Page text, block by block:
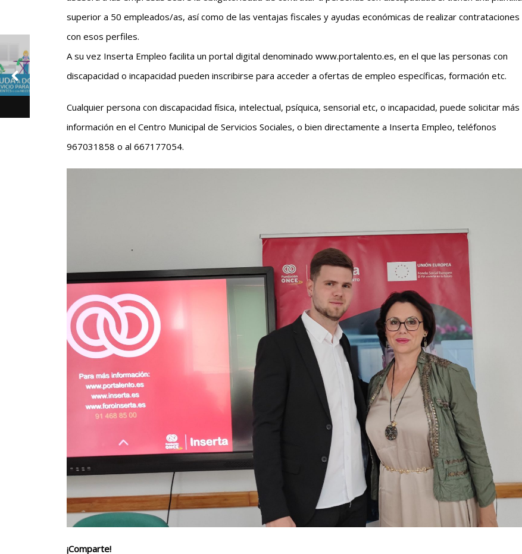
superior a 50 empleados/as, así como de las ventajas fiscales y ayudas económicas de realizar contrataciones
con esos perfiles.
A su vez Inserta Empleo facilita un portal digital denominado www.portalento.es, en el que las personas con
discapacidad o incapacidad pueden inscribirse para acceder a ofertas de empleo específicas, formación etc.
Cualquier persona con discapacidad física, intelectual, psíquica, sensorial etc, o incapacidad, puede solicitar más
información en el Centro Municipal de Servicios Sociales, o bien directamente a Inserta Empleo, teléfonos
967031858 o al 667177054.
¡Comparte!